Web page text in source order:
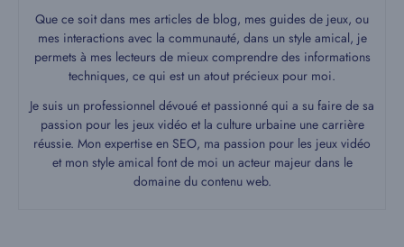
Que ce soit dans mes articles de blog, mes guides de jeux, ou
mes interactions avec la communauté, dans un style amical, je
permets à mes lecteurs de mieux comprendre des informations
techniques, ce qui est un atout précieux pour moi.
Je suis un professionnel dévoué et passionné qui a su faire de sa
passion pour les jeux vidéo et la culture urbaine une carrière
réussie. Mon expertise en SEO, ma passion pour les jeux vidéo
et mon style amical font de moi un acteur majeur dans le
domaine du contenu web.